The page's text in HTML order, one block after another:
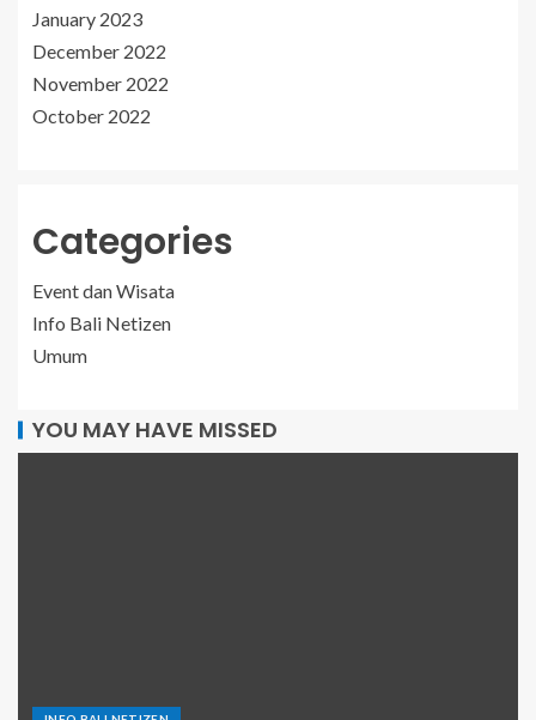
January 2023
December 2022
November 2022
October 2022
Categories
Event dan Wisata
Info Bali Netizen
Umum
YOU MAY HAVE MISSED